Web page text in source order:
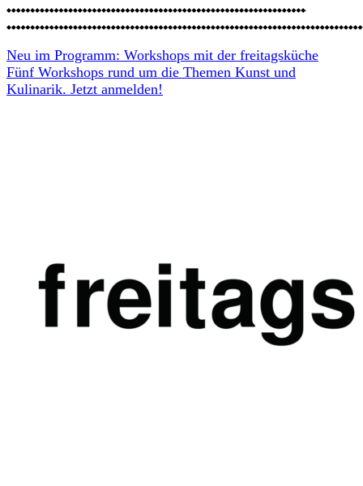
Neu im Programm: Workshops mit der freitagsküche
Fünf Workshops rund um die Themen Kunst und
Kulinarik. Jetzt anmelden!